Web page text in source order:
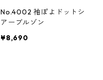
No.4002 袖ぽよドットシ
アーブルゾン
¥8,690